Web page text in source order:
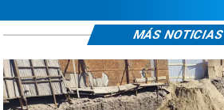
MÁS NOTICIAS